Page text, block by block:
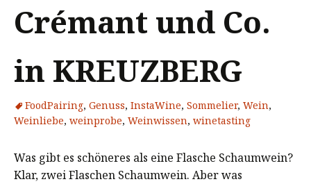
Crémant und Co.
in KREUZBERG
FoodPairing, Genuss, InstaWine, Sommelier, Wein,
Weinliebe, weinprobe, Weinwissen, winetasting
Was gibt es schöneres als eine Flasche Schaumwein?
Klar, zwei Flaschen Schaumwein. Aber was